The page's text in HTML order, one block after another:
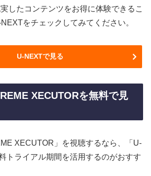
したコンテンツをお得に体験できるこ
をチェックしてみてください。
U-NEXTで見る
XECUTORを無料で見
XECUTOR」を視聴するなら、「U-
トライアル期間を活用するのがおすす